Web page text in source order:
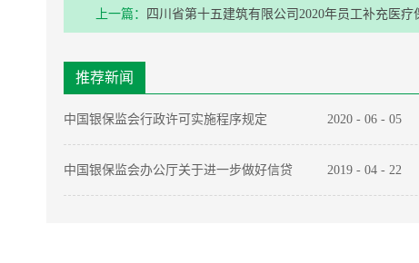
上一篇： 四川省第十五建筑有限公司2020年员工补充医疗
推荐新闻
中国银保监会行政许可实施程序规定 2020 - 06 - 05
中国银保监会办公厅关于进一步做好信贷 2019 - 04 - 22